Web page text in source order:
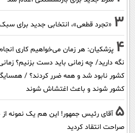
3 «تجرد قطعی»، انتخابی جدید برای
4 پزشکیان: هر زمان می‌خواهیم کاری
نگه دارید/ چه زمانی باید دست بزنیم؟
کشور نابود شد و همه ضرر کردند؟ /
کشور شوند و باعث اغتشاش شوند
5 آقای رئیس جمهور! این هم یک نمونه
صراحت انتقاد کردید